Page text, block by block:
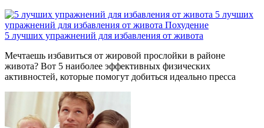
5 лучших
упражнений для избавления от живота Похудение
5 лучших упражнений для избавления от живота
Мечтаешь избавиться от жировой прослойки в районе
живота? Вот 5 наиболее эффективных физических
активностей, которые помогут добиться идеально пресса